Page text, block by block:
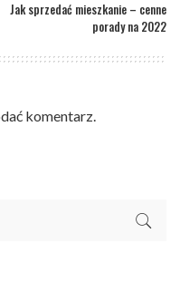
Jak sprzedać mieszkanie – cenne
porady na 2022
komentarz.